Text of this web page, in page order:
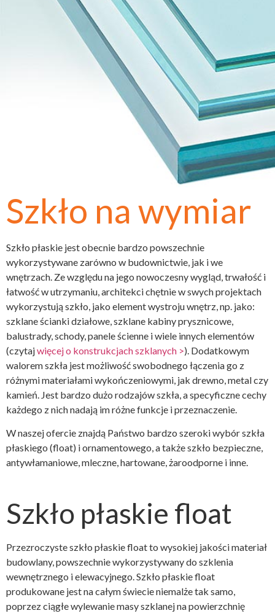
Szkło na wymiar
Szkło płaskie jest obecnie bardzo powszechnie
wykorzystywane zarówno w budownictwie, jak i we
wnętrzach. Ze względu na jego nowoczesny wygląd, trwałość i
łatwość w utrzymaniu, architekci chętnie w swych projektach
wykorzystują szkło, jako element wystroju wnętrz, np. jako:
szklane ścianki działowe, szklane kabiny prysznicowe,
balustrady, schody, panele ścienne i wiele innych elementów
(czytajwięcej o konstrukcjach szklanych >). Dodatkowym
walorem szkła jest możliwość swobodnego łączenia go z
różnymi materiałami wykończeniowymi, jak drewno, metal czy
kamień. Jest bardzo dużo rodzajów szkła, a specyficzne cechy
każdego z nich nadają im różne funkcje i przeznaczenie.
W naszej ofercie znajdą Państwo bardzo szeroki wybór szkła
płaskiego (float) i ornamentowego, a także szkło bezpieczne,
antywłamaniowe, mleczne, hartowane, żaroodporne i inne.
Szkło płaskie float
Przezroczyste szkło płaskie float to wysokiej jakości materiał
budowlany, powszechnie wykorzystywany do szklenia
wewnętrznego i elewacyjnego. Szkło płaskie float
produkowane jest na całym świecie niemalże tak samo,
poprzez ciągłe wylewanie masy szklanej na powierzchnię